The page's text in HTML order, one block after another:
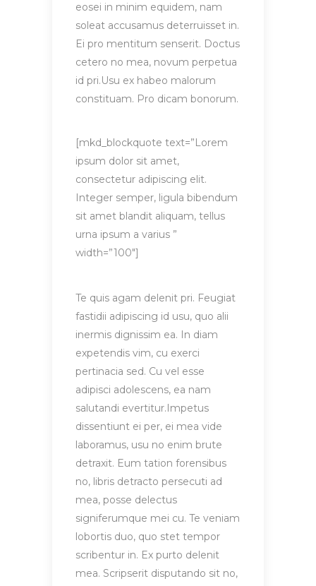
eosei in minim equidem, nam
soleat accusamus deterruisset in.
Ei pro mentitum senserit. Doctus
cetero no mea, novum perpetua
id pri.Usu ex habeo malorum
constituam. Pro dicam bonorum.
[mkd_blockquote text=”Lorem
ipsum dolor sit amet,
consectetur adipiscing elit.
Integer semper, ligula bibendum
sit amet blandit aliquam, tellus
urna ipsum a varius ”
width=”100″]
Te quis agam delenit pri. Feugiat
fastidii adipiscing id usu, quo alii
inermis dignissim ea. In diam
expetendis vim, cu exerci
pertinacia sed. Cu vel esse
adipisci adolescens, ea nam
salutandi evertitur.Impetus
dissentiunt ei per, ei mea vide
laboramus, usu no enim brute
detraxit. Eum tation forensibus
no, libris detracto persecuti ad
mea, posse delectus
signiferumque mei cu. Te veniam
lobortis duo, quo stet tempor
scribentur in. Ex purto delenit
mea. Scripserit disputando sit no,